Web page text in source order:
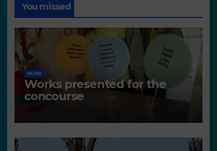
You missed
NEWS
Works presented for the
concourse